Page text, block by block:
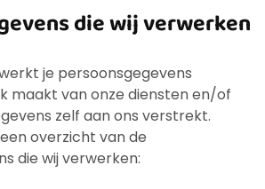
die wij verwerken
je persoonsgegevens
maakt van onze diensten en/of
zelf aan ons verstrekt.
overzicht van de
die wij verwerken: